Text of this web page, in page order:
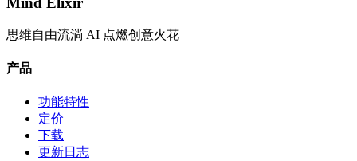
思维自由流淌 AI 点燃创意火花
产品
功能特性
定价
下载
更新日志